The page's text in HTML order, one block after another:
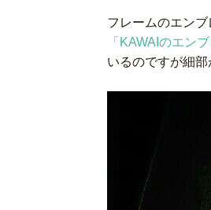
フレームのエン
「KAWAIのエン
いるのですが細部